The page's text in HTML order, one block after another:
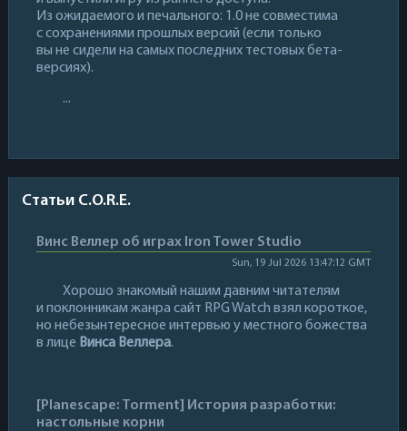
Из ожидаемого и печального: 1.0 не совместима
с сохранениями прошлых версий (если только
вы не сидели на самых последних тестовых бета-
версиях).
...
Статьи C.O.R.E.
Винс Веллер об играх Iron Tower Studio
Sun, 19 Jul 2026 13:47:12 GMT
Хорошо знакомый нашим давним читателям
и поклонникам жанра сайт RPG Watch взял короткое,
но небезынтересное интервью у местного божества
в лице Винса Веллера.
[Planescape: Torment] История разработки:
настольные корни